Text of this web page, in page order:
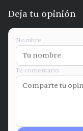
Deja tu opinión
Nombre
Tu comentario